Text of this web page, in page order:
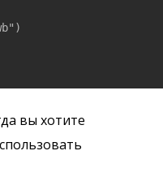
вы хотите